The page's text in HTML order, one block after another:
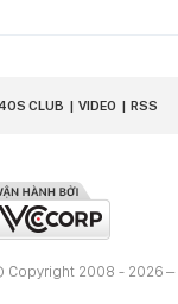
CLUB VIDEO RSS
Copyright 2008 - 2026 –